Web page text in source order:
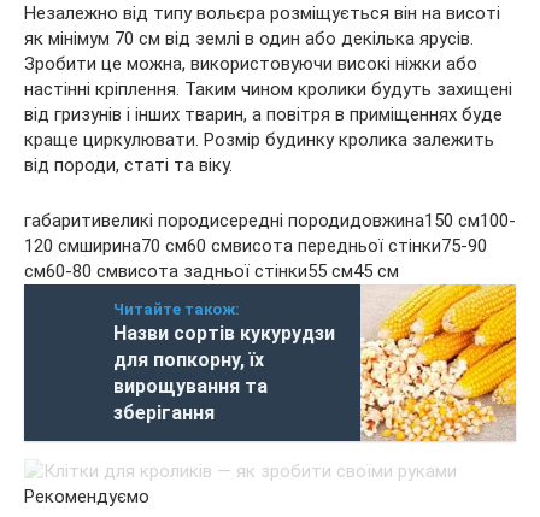
Незалежно від типу вольєра розміщується він на висоті
як мінімум 70 см від землі в один або декілька ярусів.
Зробити це можна, використовуючи високі ніжки або
настінні кріплення. Таким чином кролики будуть захищені
від гризунів і інших тварин, а повітря в приміщеннях буде
краще циркулювати. Розмір будинку кролика залежить
від породи, статі та віку.
габаритивеликі породисередні породидовжина150 см100-
120 смширина70 см60 смвисота передньої стінки75-90
см60-80 смвисота задньої стінки55 см45 см
Читайте також:
Назви сортів кукурудзи
для попкорну, їх
вирощування та
зберігання
Рекомендуємо